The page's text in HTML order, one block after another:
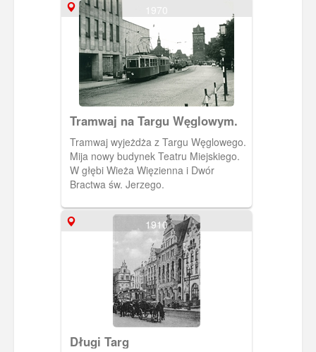
1970
Tramwaj na Targu Węglowym.
Tramwaj wyjeżdża z Targu Węglowego.
Mija nowy budynek Teatru Miejskiego.
W głębi Wieża Więzienna i Dwór
Bractwa św. Jerzego.
1910
Długi Targ